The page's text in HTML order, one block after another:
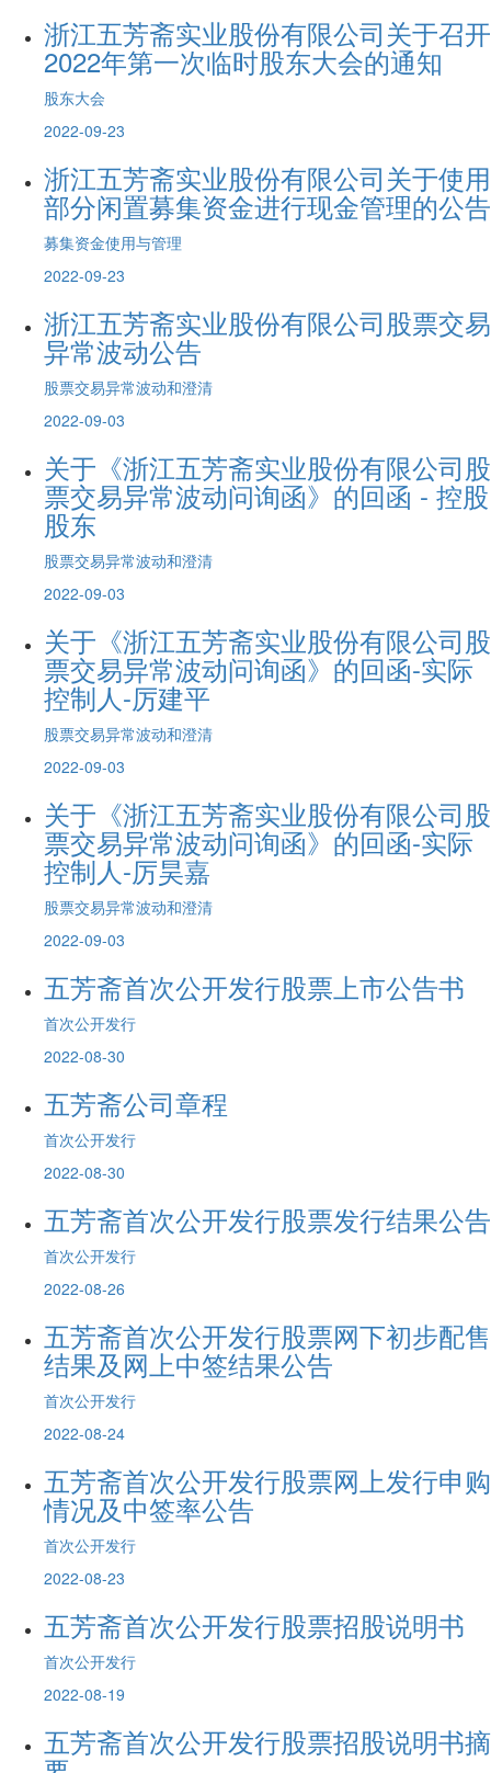
浙江五芳斋实业股份有限公司关于召开
2022年第一次临时股东大会的通知
股东大会
2022-09-23
浙江五芳斋实业股份有限公司关于使用
部分闲置募集资金进行现金管理的公告
募集资金使用与管理
2022-09-23
浙江五芳斋实业股份有限公司股票交易
异常波动公告
股票交易异常波动和澄清
2022-09-03
关于《浙江五芳斋实业股份有限公司股
票交易异常波动问询函》的回函 - 控股
股东
股票交易异常波动和澄清
2022-09-03
关于《浙江五芳斋实业股份有限公司股
票交易异常波动问询函》的回函-实际
控制人-厉建平
股票交易异常波动和澄清
2022-09-03
关于《浙江五芳斋实业股份有限公司股
票交易异常波动问询函》的回函-实际
控制人-厉昊嘉
股票交易异常波动和澄清
2022-09-03
五芳斋首次公开发行股票上市公告书
首次公开发行
2022-08-30
五芳斋公司章程
首次公开发行
2022-08-30
五芳斋首次公开发行股票发行结果公告
首次公开发行
2022-08-26
五芳斋首次公开发行股票网下初步配售
结果及网上中签结果公告
首次公开发行
2022-08-24
五芳斋首次公开发行股票网上发行申购
情况及中签率公告
首次公开发行
2022-08-23
五芳斋首次公开发行股票招股说明书
首次公开发行
2022-08-19
五芳斋首次公开发行股票招股说明书摘